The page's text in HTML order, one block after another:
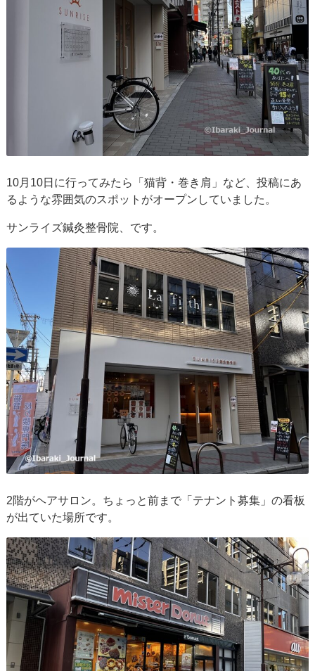
10月10日に行ってみたら「猫背・巻き肩」など、投稿にあ
るような雰囲気のスポットがオープンしていました。
サンライズ鍼灸整骨院、です。
2階がヘアサロン。ちょっと前まで「テナント募集」の看板
が出ていた場所です。